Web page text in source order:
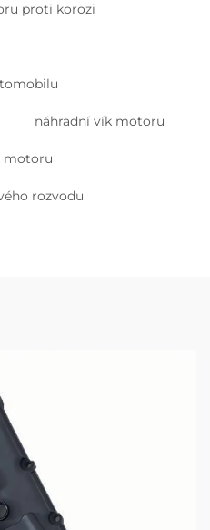
proti korozi
náhradní vík motoru
motoru
rozvodu